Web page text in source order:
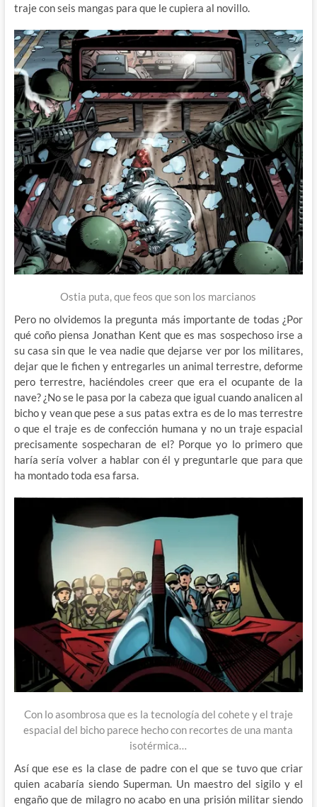
traje con seis mangas para que le cupiera al novillo.
Ostia puta, que feos que son los marcianos
Pero no olvidemos la pregunta más importante de todas ¿Por
qué coño piensa Jonathan Kent que es mas sospechoso irse a
su casa sin que le vea nadie que dejarse ver por los militares,
dejar que le fichen y entregarles un animal terrestre, deforme
pero terrestre, haciéndoles creer que era el ocupante de la
nave? ¿No se le pasa por la cabeza que igual cuando analicen al
bicho y vean que pese a sus patas extra es de lo mas terrestre
o que el traje es de confección humana y no un traje espacial
precisamente sospecharan de el? Porque yo lo primero que
haría sería volver a hablar con él y preguntarle que para que
ha montado toda esa farsa.
Con lo asombrosa que es la tecnología del cohete y el traje
espacial del bicho parece hecho con recortes de una manta
isotérmica…
Así que ese es la clase de padre con el que se tuvo que criar
quien acabaría siendo Superman. Un maestro del sigilo y el
engaño que de milagro no acabo en una prisión militar siendo